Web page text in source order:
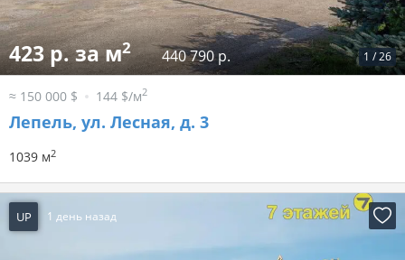
1 /26
423 р. за м2 440 790 р.
≈ 150 000 $ 144 $/м2
Лепель, ул. Лесная, д. 3
1039 м2
UP 1 день назад